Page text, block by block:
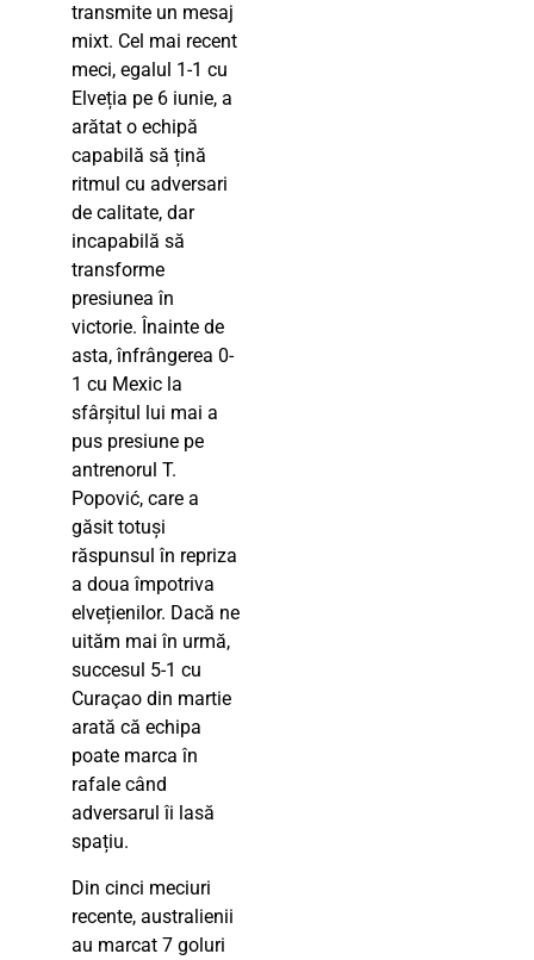
transmite un mesaj
mixt. Cel mai recent
meci, egalul 1-1 cu
Elveția pe 6 iunie, a
arătat o echipă
capabilă să țină
ritmul cu adversari
de calitate, dar
incapabilă să
transforme
presiunea în
victorie. Înainte de
asta, înfrângerea 0-
1 cu Mexic la
sfârșitul lui mai a
pus presiune pe
antrenorul T.
Popović, care a
găsit totuși
răspunsul în repriza
a doua împotriva
elvețienilor. Dacă ne
uităm mai în urmă,
succesul 5-1 cu
Curaçao din martie
arată că echipa
poate marca în
rafale când
adversarul îi lasă
spațiu.
Din cinci meciuri
recente, australienii
au marcat 7 goluri